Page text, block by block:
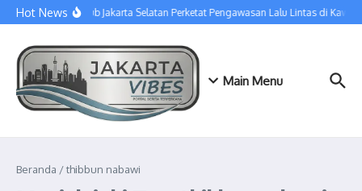
Lewati ke konten
Hot NewsSudinhub Jakarta Selatan Perketat Pengawasan Lalu Lintas di
Main Menu
Beranda /thibbun nabawi